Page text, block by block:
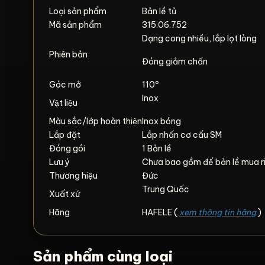
Loại sản phẩm
Bản lề tủ
Mã sản phẩm
315.06.752
Phiên bản
Dạng cong nhiều, lắp lọt lòng
Đóng giảm chấn
Góc mở
110º
Vật liệu
Inox
Màu sắc/lớp hoàn thiệnInox bóng
Lắp đặt
Lắp nhấn cơ cấu SM
Đóng gói
1 Bản lề
Lưu ý
Chưa bao gồm đế bản lề mua
Thương hiệu
Đức
Xuất xứ
Trung Quốc
Hãng HAFELE ( xem thông tin hãng)
Sản phẩm cùng loại